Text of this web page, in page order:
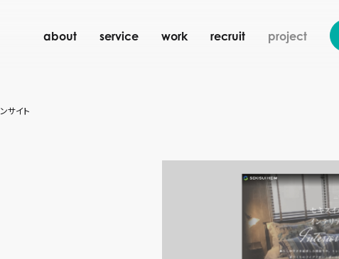
about service work recruit project
サイト